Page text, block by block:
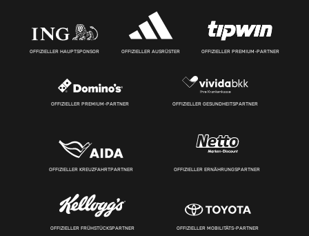
OFFIZIELLER HAUPTSPONSOR OFFIZIELLER AUSRÜSTER OFFIZIELLER PREMIUM-PARTNER
OFFIZIELLER PREMIUM-PARTNER OFFIZIELLER GESUNDHEITSPARTNER
OFFIZIELLER KREUZFAHRTPARTNER OFFIZIELLER ERNÄHRUNGSPARTNER
OFFIZIELLER FRÜHSTÜCKSPARTNER OFFIZIELLER MOBILITÄTS-PARTNER